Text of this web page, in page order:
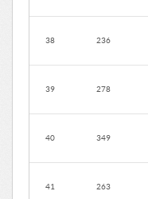
38 236
39 278
40 349
41 263